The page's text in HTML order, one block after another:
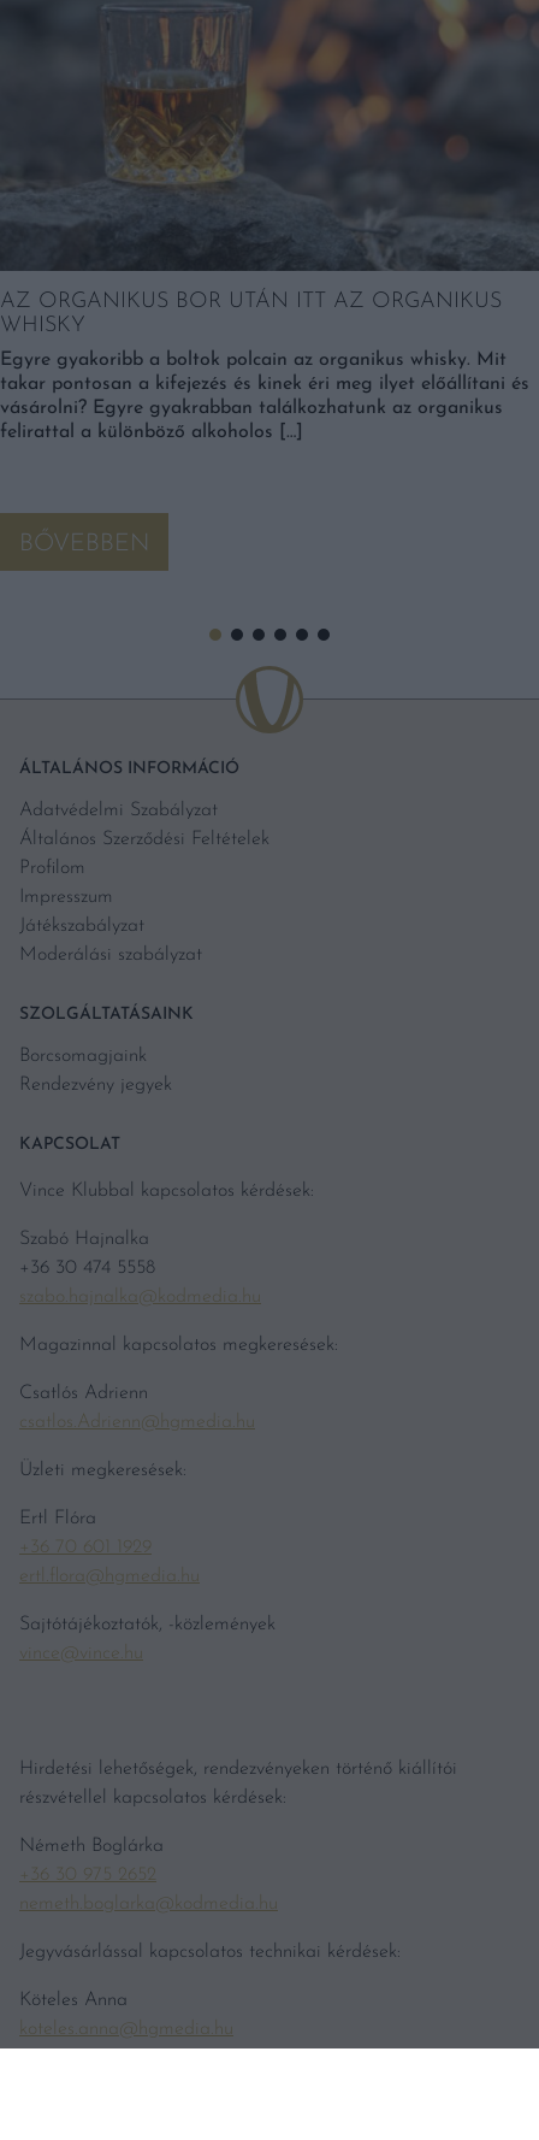
AZ ORGANIKUS BOR UTÁN ITT AZ ORGANIKUS
WHISKY
Egyre gyakoribb a boltok polcain az organikus whisky. Mit
takar pontosan a kifejezés és kinek éri meg ilyet előállítani és
vásárolni? Egyre gyakrabban találkozhatunk az organikus
felirattal a különböző alkoholos […]
BŐVEBBEN
ÁLTALÁNOS INFORMÁCIÓ
Adatvédelmi Szabályzat
Általános Szerződési Feltételek
Profilom
Impresszum
Játékszabályzat
Moderálási szabályzat
SZOLGÁLTATÁSAINK
Borcsomagjaink
Rendezvény jegyek
KAPCSOLAT
Vince Klubbal kapcsolatos kérdések:
Szabó Hajnalka
+36 30 474 5558
szabo.hajnalka@kodmedia.hu
Magazinnal kapcsolatos megkeresések:
Csatlós Adrienn
csatlos.Adrienn@hgmedia.hu
Üzleti megkeresések:
Ertl Flóra
+36 70 601 1929
ertl.flora@hgmedia.hu
Sajtótájékoztatók, -közlemények
vince@vince.hu
Hirdetési lehetőségek, rendezvényeken történő kiállítói
részvétellel kapcsolatos kérdések:
Németh Boglárka
+36 30 975 2652
nemeth.boglarka@kodmedia.hu
Jegyvásárlással kapcsolatos technikai kérdések:
Köteles Anna
koteles.anna@hgmedia.hu